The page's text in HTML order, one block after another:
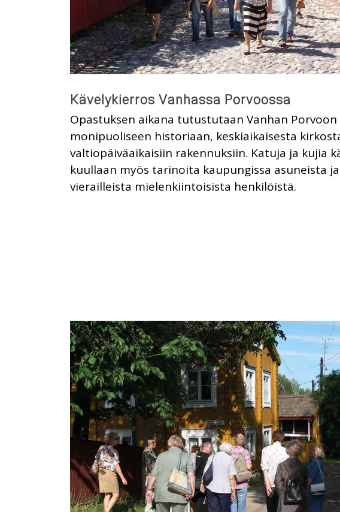
Kävelykierros Vanhassa Porvoossa
Opastuksen aikana tutustutaan Vanhan Porvoon
monipuoliseen historiaan, keskiaikaisesta
valtiopäiväaikaisiin rakennuksiin. Katuja ja kujia
kuullaan myös tarinoita kaupungissa asuneista ja
vierailleista mielenkiintoisista henkilöistä.